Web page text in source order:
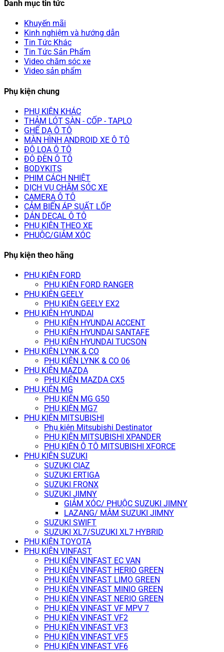
Danh mục tin tức
Khuyến mãi
Kinh nghiệm và hướng dẫn
Tin Tức Khác
Tin Tức Sản Phẩm
Video chăm sóc xe
Video sản phẩm
Phụ kiện chung
PHỤ KIỆN KHÁC
THẢM LÓT SÀN - CỐP - TAPLO
GHẾ DA Ô TÔ
MÀN HÌNH ANDROID XE Ô TÔ
ĐỘ LOA Ô TÔ
ĐỘ ĐÈN Ô TÔ
BODYKITS
PHIM CÁCH NHIỆT
DỊCH VỤ CHĂM SÓC XE
CAMERA Ô TÔ
CẢM BIẾN ÁP SUẤT LỐP
DÁN DECAL Ô TÔ
PHỤ KIỆN THEO XE
PHUỘC/GIẢM XÓC
Phụ kiện theo hãng
PHỤ KIỆN FORD
PHỤ KIỆN FORD RANGER
PHỤ KIỆN GEELY
PHỤ KIỆN GEELY EX2
PHỤ KIỆN HYUNDAI
PHỤ KIỆN HYUNDAI ACCENT
PHỤ KIỆN HYUNDAI SANTAFE
PHỤ KIỆN HYUNDAI TUCSON
PHỤ KIỆN LYNK & CO
PHỤ KIỆN LYNK & CO 06
PHỤ KIỆN MAZDA
PHỤ KIỆN MAZDA CX5
PHỤ KIỆN MG
PHỤ KIỆN MG G50
PHỤ KIỆN MG7
PHỤ KIỆN MITSUBISHI
Phụ kiện Mitsubishi Destinator
PHỤ KIỆN MITSUBISHI XPANDER
PHỤ KIỆN Ô TÔ MITSUBISHI XFORCE
PHỤ KIỆN SUZUKI
SUZUKI CIAZ
SUZUKI ERTIGA
SUZUKI FRONX
SUZUKI JIMNY
GIẢM XÓC/ PHUỘC SUZUKI JIMNY
LAZANG/ MÂM SUZUKI JIMNY
SUZUKI SWIFT
SUZUKI XL7/SUZUKI XL7 HYBRID
PHỤ KIỆN TOYOTA
PHỤ KIỆN VINFAST
PHỤ KIỆN VINFAST EC VAN
PHỤ KIỆN VINFAST HERIO GREEN
PHỤ KIỆN VINFAST LIMO GREEN
PHỤ KIỆN VINFAST MINIO GREEN
PHỤ KIỆN VINFAST NERIO GREEN
PHỤ KIỆN VINFAST VF MPV 7
PHỤ KIỆN VINFAST VF2
PHỤ KIỆN VINFAST VF3
PHỤ KIỆN VINFAST VF5
PHỤ KIỆN VINFAST VF6